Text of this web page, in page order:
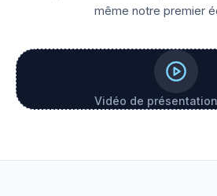
même notre premier
Vidéo de